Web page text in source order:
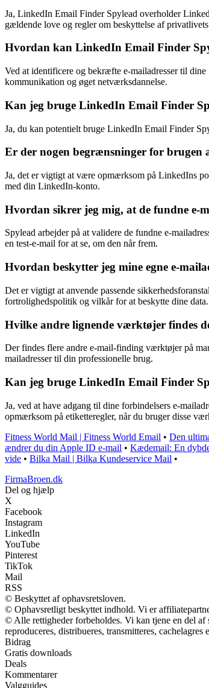
Ja, LinkedIn Email Finder Spylead overholder
gældende love og regler om beskyttelse af
Hvordan kan LinkedIn Email Finder
Ved at identificere og bekræfte e-mailadresser til
kommunikation og øget netværksdannelse.
Kan jeg bruge LinkedIn Email Finder
Ja, du kan potentielt bruge LinkedIn Email Finder
Er der nogen begrænsninger for
Ja, det er vigtigt at være opmærksom på LinkedIns
med din LinkedIn-konto.
Hvordan sikrer jeg mig, at de fundne e-
Spylead arbejder på at validere de fundne e-
en test-e-mail for at se, om den når frem.
Hvordan beskytter jeg mine egne e-
Det er vigtigt at anvende passende
fortrolighedspolitik og vilkår for at beskytte dine data.
Hvilke andre lignende værktøjer findes
Der findes flere andre e-mail-finding værktøjer på
mailadresser til din professionelle brug.
Kan jeg bruge LinkedIn Email Finder
Ja, ved at have adgang til dine forbindelsers e-
opmærksom på etiketteregler, når du bruger disse
Fitness World Mail | Fitness World Email • Den
ændrer du din Apple ID e-mail • Kædemail: En
vide • Bilka Mail | Bilka Kundeservice Mail •
FirmaBroen.dk
Del og hjælp
X
Facebook
Instagram
LinkedIn
YouTube
Pinterest
TikTok
Mail
RSS
© Beskyttet af ophavsretsloven.
© Ophavsretligt beskyttet indhold. Vi er
© Alle rettigheder forbeholdes. Vi kan tjene en del af
reproduceres, distribueres, transmitteres,
Bidrag
Gratis downloads
Deals
Kommentarer
Valgguides